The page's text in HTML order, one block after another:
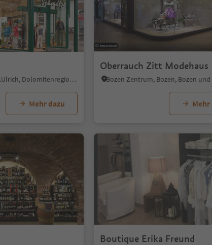
St. Ulrich/Urtijëi, St.Ulrich, Dolomitenregion Gröden
Mehr dazu
Oberrauch Zitt Modehaus
Mehr
Boutique Erika Freund